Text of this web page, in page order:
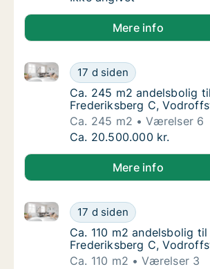
Mere info
Ca. 245 m2 andelsbolig
17 d siden
Ca. 245 m2 andelsbolig til salg
Ca. 245 m2 andelsbolig
Ca. 245 m2 andelsbolig
Frederiksberg C,
Ca. 245 m2
Værelser 6
Ca. 245 m2 andelsbolig
Ca. 20.500.000 kr.
Mere info
Ca. 110 m2 andelsbolig
17 d siden
Ca. 110 m2 andelsbolig til salg
Ca. 110 m2 andelsbolig
Ca. 110 m2 andelsbolig
Frederiksberg C,
Ca. 110 m2
Værelser 3